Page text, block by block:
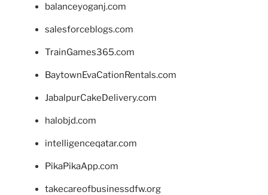
balanceyoganj.com
salesforceblogs.com
TrainGames365.com
BaytownEvaCationRentals.com
JabalpurCakeDelivery.com
halobjd.com
intelligenceqatar.com
PikaPikaApp.com
takecareofbusinessdfw.org